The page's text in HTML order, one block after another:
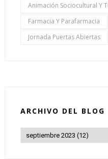
Animación Sociocultural Y
Farmacia Y Parafarmacia
Jornada Puertas Abiertas
ARCHIVO DEL BLOG